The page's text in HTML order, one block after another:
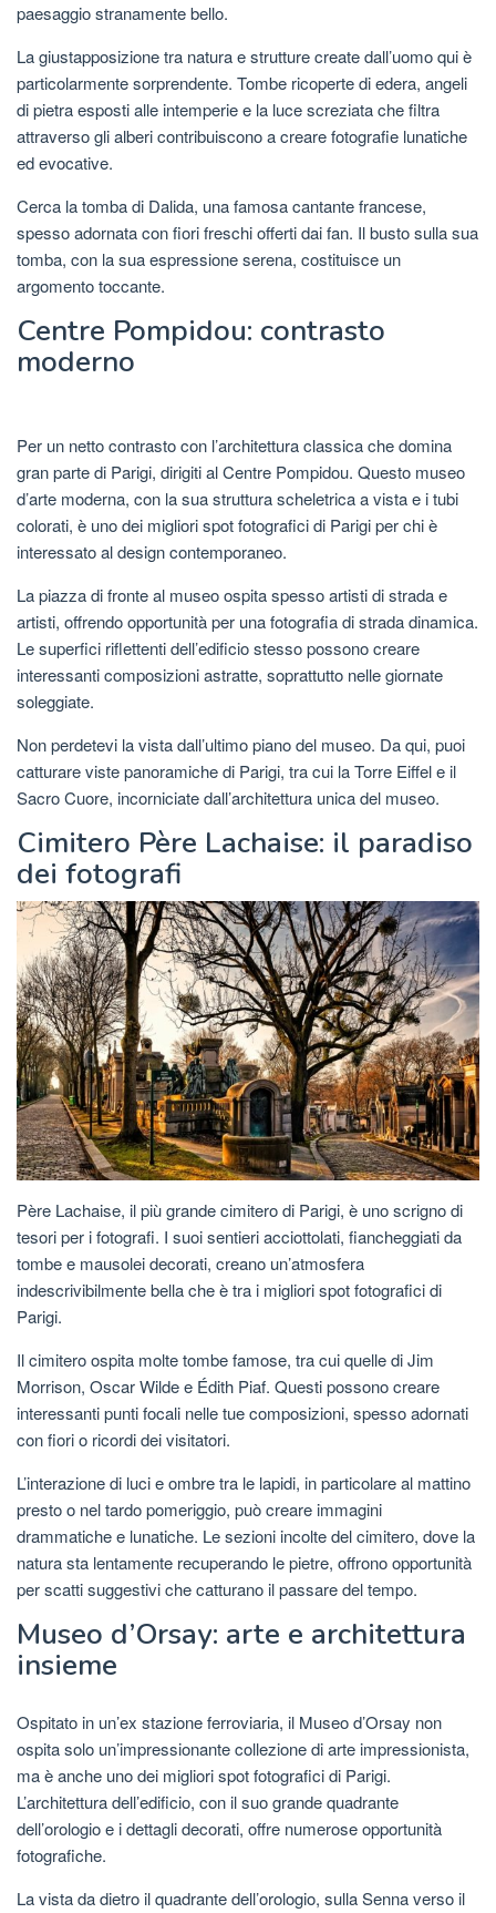
paesaggio stranamente bello.
La giustapposizione tra natura e strutture create dall’uomo qui è
particolarmente sorprendente. Tombe ricoperte di edera, angeli
di pietra esposti alle intemperie e la luce screziata che filtra
attraverso gli alberi contribuiscono a creare fotografie lunatiche
ed evocative.
Cerca la tomba di Dalida, una famosa cantante francese,
spesso adornata con fiori freschi offerti dai fan. Il busto sulla sua
tomba, con la sua espressione serena, costituisce un
argomento toccante.
Centre Pompidou: contrasto
moderno
Per un netto contrasto con l’architettura classica che domina
gran parte di Parigi, dirigiti al Centre Pompidou. Questo museo
d’arte moderna, con la sua struttura scheletrica a vista e i tubi
colorati, è uno dei migliori spot fotografici di Parigi per chi è
interessato al design contemporaneo.
La piazza di fronte al museo ospita spesso artisti di strada e
artisti, offrendo opportunità per una fotografia di strada dinamica.
Le superfici riflettenti dell’edificio stesso possono creare
interessanti composizioni astratte, soprattutto nelle giornate
soleggiate.
Non perdetevi la vista dall’ultimo piano del museo. Da qui, puoi
catturare viste panoramiche di Parigi, tra cui la Torre Eiffel e il
Sacro Cuore, incorniciate dall’architettura unica del museo.
Cimitero Père Lachaise: il paradiso
dei fotografi
Père Lachaise, il più grande cimitero di Parigi, è uno scrigno di
tesori per i fotografi. I suoi sentieri acciottolati, fiancheggiati da
tombe e mausolei decorati, creano un’atmosfera
indescrivibilmente bella che è tra i migliori spot fotografici di
Parigi.
Il cimitero ospita molte tombe famose, tra cui quelle di Jim
Morrison, Oscar Wilde e Édith Piaf. Questi possono creare
interessanti punti focali nelle tue composizioni, spesso adornati
con fiori o ricordi dei visitatori.
L’interazione di luci e ombre tra le lapidi, in particolare al mattino
presto o nel tardo pomeriggio, può creare immagini
drammatiche e lunatiche. Le sezioni incolte del cimitero, dove la
natura sta lentamente recuperando le pietre, offrono opportunità
per scatti suggestivi che catturano il passare del tempo.
Museo d’Orsay: arte e architettura
insieme
Ospitato in un’ex stazione ferroviaria, il Museo d’Orsay non
ospita solo un’impressionante collezione di arte impressionista,
ma è anche uno dei migliori spot fotografici di Parigi.
L’architettura dell’edificio, con il suo grande quadrante
dell’orologio e i dettagli decorati, offre numerose opportunità
fotografiche.
La vista da dietro il quadrante dell’orologio, sulla Senna verso il